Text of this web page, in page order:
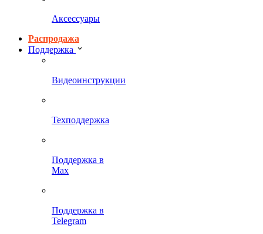
Аксессуары
Распродажа
Поддержка
Видеоинструкции
Техподдержка
Поддержка в
Max
Поддержка в
Telegram